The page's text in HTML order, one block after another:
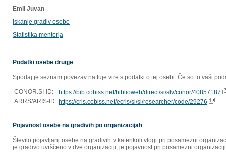
Emil Juvan
Iskanje gradiv osebe
Statistika mentorja
Podatki osebe drugje
Spodaj je seznam povezav na tuje vire s podatki o tej osebi. Če so to vaši
CONOR.SI-ID:
https://bib.cobiss.net/biblioweb/direct/si/slv/conor/40857187
ARRS/ARIS-ID: https://cris.cobiss.net/ecris/si/sl/researcher/code/29276
Pojavnost osebe na gradivih po organizacijah
Število pojavljanj osebe na gradivih v katerikoli vlogi pri posamezni
je gradivo uvrščeno v dve organizaciji, je pojavnost pri posamezni